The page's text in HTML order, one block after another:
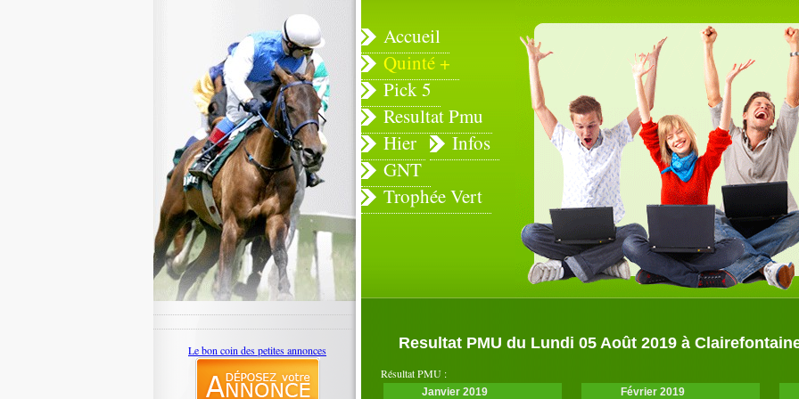
Accueil
Quinté +
Pick 5
Resultat Pmu
Hier
Infos
GNT
Trophée Vert
Resultat PMU du Lundi 05 Août 2019 à
Résultat PMU :
Janvier 2019
Février 2019
Le bon coin des petites annonces